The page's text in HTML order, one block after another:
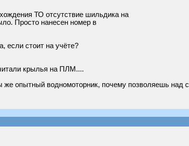
ТО отсутствие шильдика на
Просто нанесен номер в
если стоит на учёте?
крылья на ПЛМ....
опытный водномоторник, почему позволяешь над